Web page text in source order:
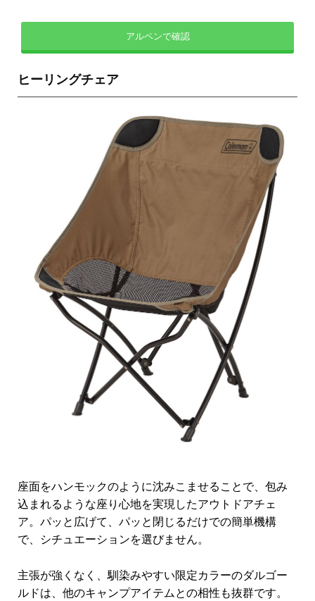
アルペンで確認
ヒーリングチェア
座面をハンモックのように沈みこませることで、包み
込まれるような座り心地を実現したアウトドアチェ
ア。パッと広げて、パッと閉じるだけでの簡単機構
で、シチュエーションを選びません。
主張が強くなく、馴染みやすい限定カラーのダルゴー
ルドは、他のキャンプアイテムとの相性も抜群です。